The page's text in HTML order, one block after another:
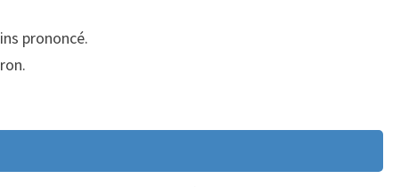
prononcé.